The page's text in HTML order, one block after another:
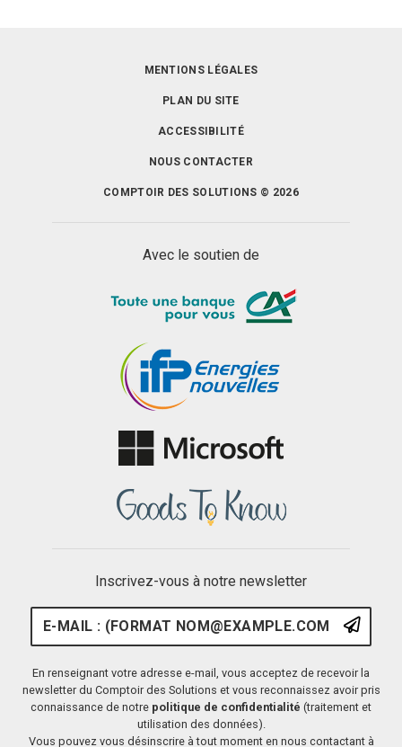
MENTIONS LÉGALES
PLAN DU SITE
ACCESSIBILITÉ
NOUS CONTACTER
COMPTOIR DES SOLUTIONS © 2026
Avec le soutien de
Inscrivez-vous à notre newsletter
E-mail : (format
En renseignant votre adresse e-mail, vous acceptez de recevoir la
newsletter du Comptoir des Solutions et vous reconnaissez avoir pris
connaissance de notre politique de confidentialité (traitement et
utilisation des données).
Vous pouvez vous désinscrire à tout moment en nous contactant à